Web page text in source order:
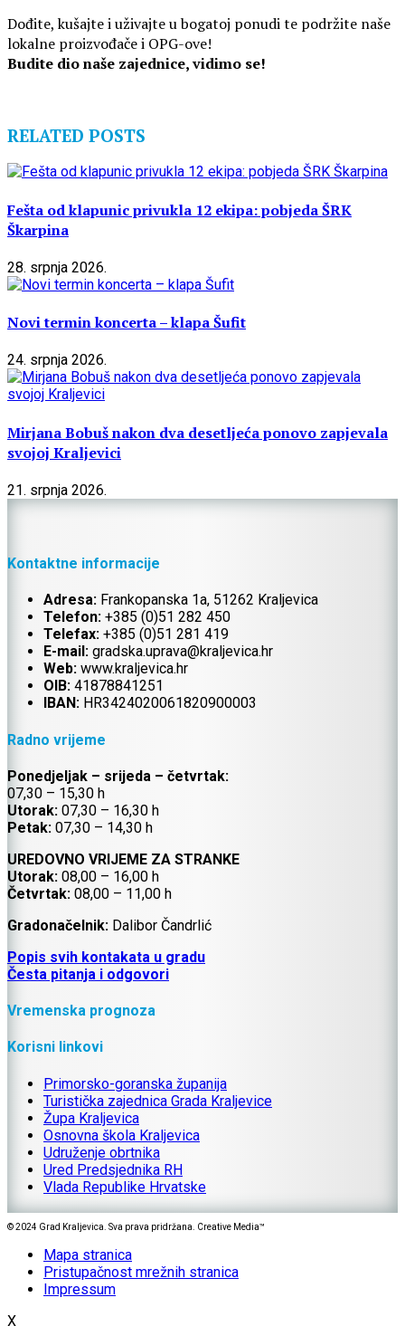
Dođite, kušajte i uživajte u bogatoj ponudi te podržite naše
lokalne proizvođače i OPG-ove!
Budite dio naše zajednice, vidimo se!
RELATED POSTS
Fešta od klapunic privukla 12 ekipa: pobjeda ŠRK
Škarpina
28. srpnja 2026.
Novi termin koncerta – klapa Šufit
24. srpnja 2026.
Mirjana Bobuš nakon dva desetljeća ponovo zapjevala
svojoj Kraljevici
21. srpnja 2026.
Kontaktne informacije
Adresa: Frankopanska 1a, 51262 Kraljevica
Telefon: +385 (0)51 282 450
Telefax: +385 (0)51 281 419
E-mail: gradska.uprava@kraljevica.hr
Web: www.kraljevica.hr
OIB: 41878841251
IBAN: HR3424020061820900003
Radno vrijeme
Ponedjeljak – srijeda – četvrtak:
07,30 – 15,30 h
Utorak: 07,30 – 16,30 h
Petak: 07,30 – 14,30 h
UREDOVNO VRIJEME ZA STRANKE
Utorak: 08,00 – 16,00 h
Četvrtak: 08,00 – 11,00 h
Gradonačelnik: Dalibor Čandrlić
Popis svih kontakata u gradu
Česta pitanja i odgovori
Vremenska prognoza
Korisni linkovi
Primorsko-goranska županija
Turistička zajednica Grada Kraljevice
Župa Kraljevica
Osnovna škola Kraljevica
Udruženje obrtnika
Ured Predsjednika RH
Vlada Republike Hrvatske
© 2024 Grad Kraljevica. Sva prava pridržana. Creative Media™
Mapa stranica
Pristupačnost mrežnih stranica
Impressum
X